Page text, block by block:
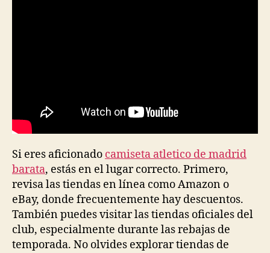
Si eres aficionado camiseta atletico de madrid
barata, estás en el lugar correcto. Primero,
revisa las tiendas en línea como Amazon o
eBay, donde frecuentemente hay descuentos.
También puedes visitar las tiendas oficiales del
club, especialmente durante las rebajas de
temporada. No olvides explorar tiendas de